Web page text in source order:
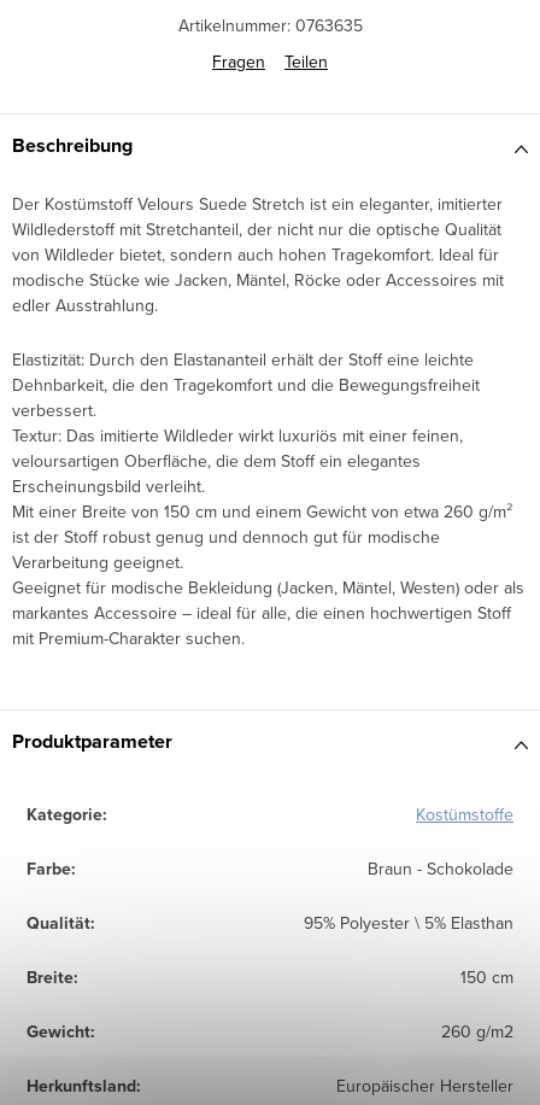
Artikelnummer: 0763635
Fragen
Teilen
Beschreibung
Der Kostümstoff Velours Suede Stretch ist ein eleganter, imitierter
Wildlederstoff mit Stretchanteil, der nicht nur die optische Qualität
von Wildleder bietet, sondern auch hohen Tragekomfort. Ideal für
modische Stücke wie Jacken, Mäntel, Röcke oder Accessoires mit
edler Ausstrahlung.
Elastizität: Durch den Elastananteil erhält der Stoff eine leichte
Dehnbarkeit, die den Tragekomfort und die Bewegungsfreiheit
verbessert.
Textur: Das imitierte Wildleder wirkt luxuriös mit einer feinen,
veloursartigen Oberfläche, die dem Stoff ein elegantes
Erscheinungsbild verleiht.
Mit einer Breite von 150 cm und einem Gewicht von etwa 260 g/m²
ist der Stoff robust genug und dennoch gut für modische
Verarbeitung geeignet.
Geeignet für modische Bekleidung (Jacken, Mäntel, Westen) oder als
markantes Accessoire – ideal für alle, die einen hochwertigen Stoff
mit Premium-Charakter suchen.
Produktparameter
Kategorie: Kostümstoffe
Farbe: Braun - Schokolade
Qualität: 95% Polyester \ 5% Elasthan
Breite: 150 cm
Gewicht: 260 g/m2
Herkunftsland: Europäischer Hersteller